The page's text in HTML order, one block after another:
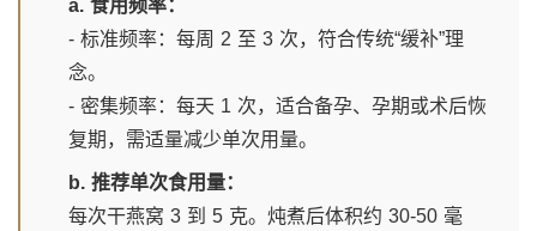
a. 食用频率：
- 标准频率：每周 2 至 3 次，符合传统“缓补”理
念。
- 密集频率：每天 1 次，适合备孕、孕期或术后恢
复期，需适量减少单次用量。
b. 推荐单次食用量：
每次干燕窝 3 到 5 克。炖煮后体积约 30-50 毫